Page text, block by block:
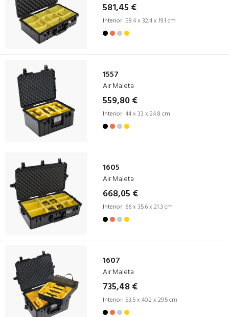
581,45 €
Interior: 58.4 x 32.4 x 19.1 cm
1557
Air Maleta
559,80 €
Interior: 44 x 33 x 24.8 cm
1605
Air Maleta
668,05 €
Interior: 66 x 35.6 x 21.3 cm
1607
Air Maleta
735,48 €
Interior: 53.5 x 40.2 x 29.5 cm